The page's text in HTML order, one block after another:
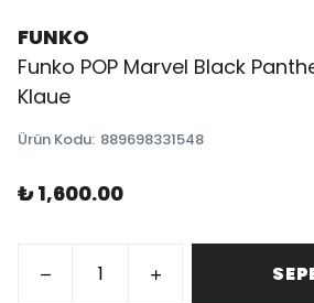
FUNKO
Funko POP Marvel Black
Klaue
Ürün Kodu: 889698331548
₺ 1,600.00